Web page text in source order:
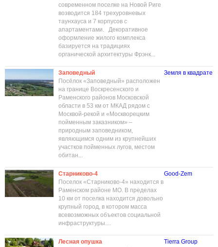
современном поселке на Новой Риге
возводится 184 трехуровневых
таунхауса и 7 корпусов с
апартаментами. Декоративное
оформление жилого комплекса
базируется на традициях
органической архитектуры Фрэнк...
Заповедный
Посёлок «Заповедный» расположен
на границе Воскресенского и
Раменского районов Московской
области в 53 км от МКАД рядом с
Москвой-рекой и «Москворецким
пойменным заказником» –
природным заповедником,
являющимся одним из крупнейших
участков пойменных лугов, местом
обитан...
Земля в квадрате
Старниково-4
Поселок «Старниково-4» находится в
Раменском районе МО. В пределах
10 км от поселка находится довольно
крупный город, в котором масса
всевозможных объектов социальной
инфраструктуры....
Good-Zem
Лесная опушка
Tierra Group